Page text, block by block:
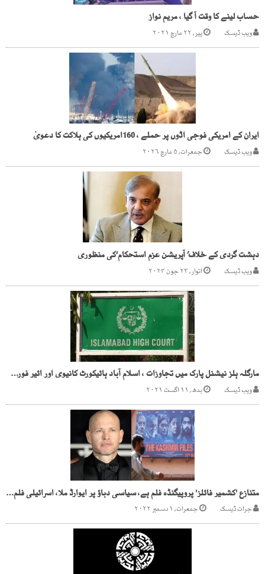
حساب لینے کا وقت آ گیا ، مریم نواز
ویب ڈیسک پیر, ۲۲ مارچ ۲۰۲۱
ایران کے امریکی فوجی اڈوں پر حملے ، 160امریکیوں کی ہلاکت کا دعویٰ
ویب ڈیسک جمعرات, ۵ مارچ ۲۰۲۶
دہشت گردی کے خلاف’ آپریشن عزم استحکام‘کی منظوری
ویب ڈیسک اتوار, ۲۳ جون ۲۰۲۴
مارگلہ ہلز نیشنل پارک میں تجاوزات ، اسلام آباد ہائیکورٹ کانیوی اور ائیر فورس کیخلاف کارروائی کا حکم
ویب ڈیسک بدھ, ۱۱ اگست ۲۰۲۱
متنازع 'کشمیر فائلز' پروپیگنڈہ فلم ہے، سیاسی دباؤ پر ایوارڈ ملا، اسرائیلی فلم ساز
جرات ڈیسک جمعرات, ۱ دسمبر ۲۰۲۲